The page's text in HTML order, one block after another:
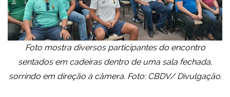
Foto mostra diversos participantes do encontro
sentados em cadeiras dentro de uma sala fechada,
sorrindo em direção à câmera. Foto: CBDV/ Divulgação.